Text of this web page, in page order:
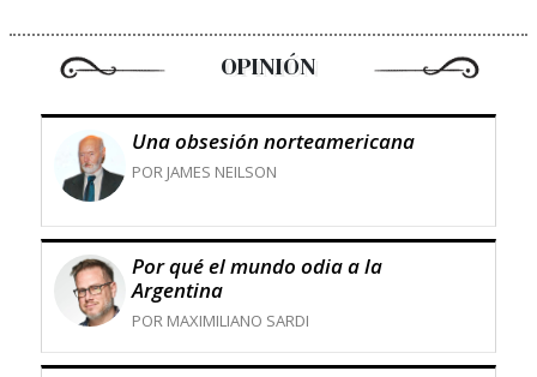
OPINIÓN
Una obsesión norteamericana
POR JAMES NEILSON
Por qué el mundo odia a la
Argentina
POR MAXIMILIANO SARDI